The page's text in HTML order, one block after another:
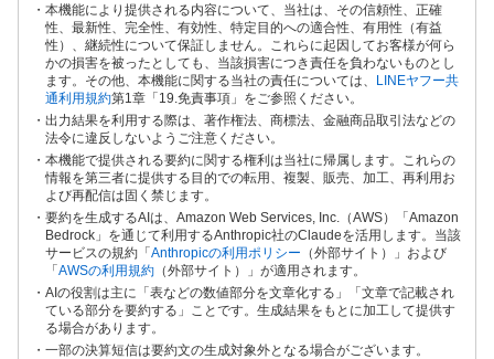
本機能により提供される内容について、当社は、その信頼性、正確
性、最新性、完全性、有効性、特定目的への適合性、有用性（有益
性）、継続性について保証しません。これらに起因してお客様が何ら
かの損害を被ったとしても、当該損害につき責任を負わないものとし
ます。その他、本機能に関する当社の責任については、 LINEヤフー共
通利用規約第1章「19.免責事項」をご参照ください。
出力結果を利用する際は、著作権法、商標法、金融商品取引法などの
法令に違反しないようご注意ください。
本機能で提供される要約に関する権利は当社に帰属します。これらの
情報を第三者に提供する目的での転用、複製、販売、加工、再利用お
よび再配信は固く禁じます。
要約を生成するAIは、Amazon Web Services, Inc.（AWS）「Amazon
Bedrock」を通じて利用するAnthropic社のClaudeを活用します。当該
サービスの規約「Anthropicの利用ポリシー （外部サイト）」および
「AWSの利用規約 （外部サイト）」が適用されます。
AIの役割は主に「表などの数値部分を文章化する」「文章で記載され
ている部分を要約する」ことです。生成結果をもとに加工して提供す
る場合があります。
一部の決算短信は要約文の生成対象外となる場合がございます。